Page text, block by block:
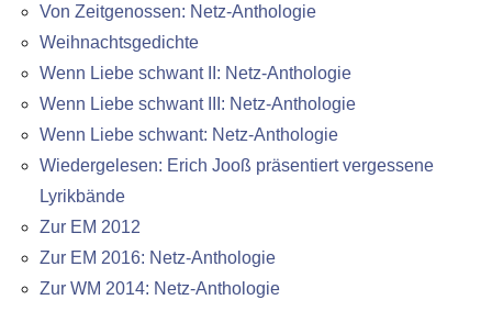
Von Zeitgenossen: Netz-Anthologie
Weihnachtsgedichte
Wenn Liebe schwant II: Netz-Anthologie
Wenn Liebe schwant III: Netz-Anthologie
Wenn Liebe schwant: Netz-Anthologie
Wiedergelesen: Erich Jooß präsentiert vergessene
Lyrikbände
Zur EM 2012
Zur EM 2016: Netz-Anthologie
Zur WM 2014: Netz-Anthologie